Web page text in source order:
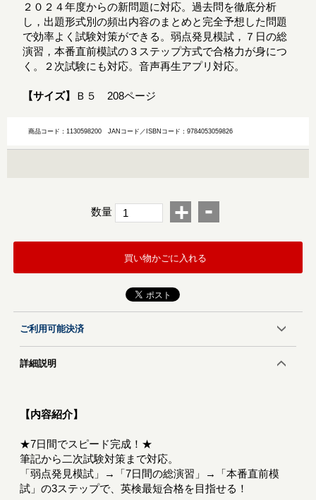
２０２４年度からの新問題に対応。過去問を徹底分析
し，出題形式別の頻出内容のまとめと完全予想した問題
で効率よく試験対策ができる。弱点発見模試，７日の総
演習，本番直前模試の３ステップ方式で合格力が身につ
く。２次試験にも対応。音声再生アプリ対応。
【サイズ】 Ｂ５ 208ページ
商品コード：1130598200JANコード／ISBNコード：9784053059826
数量 + -
買い物かごに入れる
ご利用可能決済
詳細説明
【内容紹介】
★7日間でスピード完成！★
筆記から二次試験対策まで対応。
「弱点発見模試」→「7日間の総演習」→「本番直前模
試」の3ステップで、英検最短合格を目指せる！